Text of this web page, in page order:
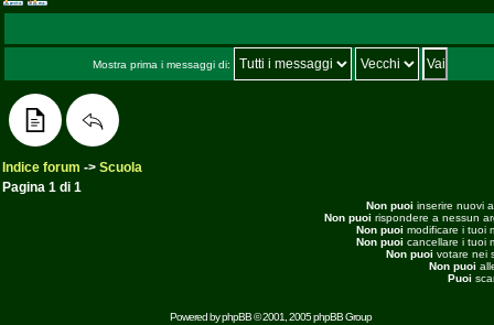
Mostra prima i messaggi di:
Indice forum -> Scuola
Pagina 1 di 1
Non puoi inserire nuovi
Non puoi rispondere a nessun
Non puoi modificare i tuoi
Non puoi cancellare i tuoi
Non puoi votare nei
Non puoi
Puoi
Powered byphpBB© 2001, 2005 phpBB Group